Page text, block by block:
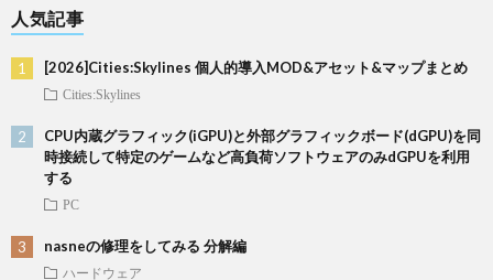
人気記事
[2026]Cities:Skylines 個人的導入MOD&アセット&マップまとめ
Cities:Skylines
CPU内蔵グラフィック(iGPU)と外部グラフィックボード(dGPU)を同
時接続して特定のゲームなど高負荷ソフトウェアのみdGPUを利用
する
PC
nasneの修理をしてみる 分解編
ハードウェア